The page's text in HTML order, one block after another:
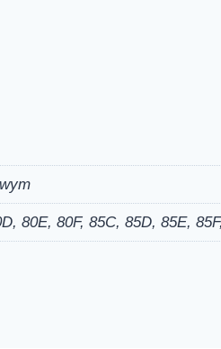
80E, 80F, 85C, 85D, 85E,